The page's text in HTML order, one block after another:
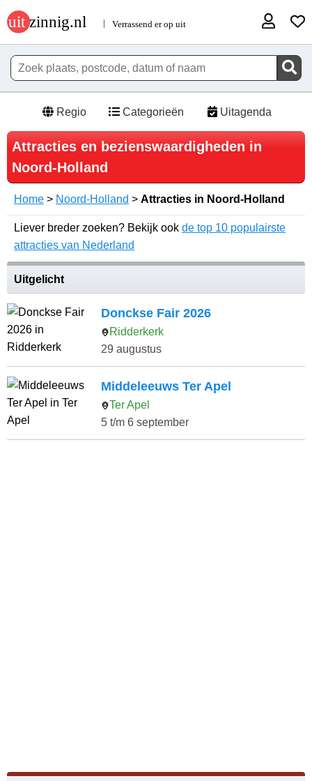
Regio Categorieën Uitagenda
Attracties en bezienswaardigheden in
Noord-Holland
Home > Noord-Holland > Attracties in Noord-Holland
Liever breder zoeken? Bekijk ook de top 10 populairste
attracties van Nederland
Uitgelicht
Donckse Fair 2026
Ridderkerk
29 augustus
Middeleeuws Ter Apel
Ter Apel
5 t/m 6 september